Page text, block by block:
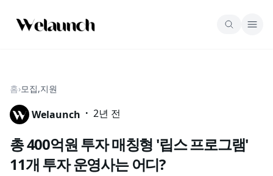
홈›모집,지원
Welaunch · 2년 전
총 400억원 투자 매칭형 '립스 프로그램'
11개 투자 운영사는 어디?